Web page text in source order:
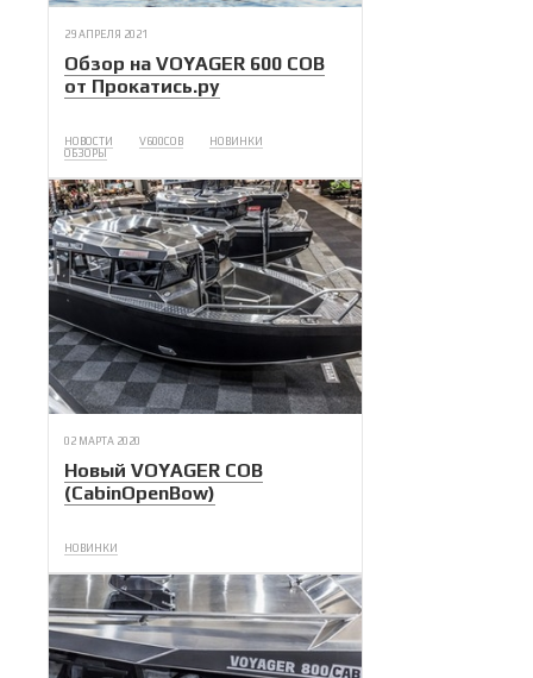
29 АПРЕЛЯ 2021
Обзор на VOYAGER 600 COB
от Прокатись.ру
НОВОСТИ V600COB
НОВИНКИ
ОБЗОРЫ
02 МАРТА 2020
Новый VOYAGER COB
(CabinOpenBow)
НОВИНКИ